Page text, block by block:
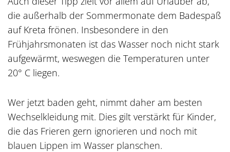
die außerhalb der Sommermonate dem Badespaß
auf Kreta frönen. Insbesondere in den
Frühjahrsmonaten ist das Wasser noch nicht stark
aufgewärmt, weswegen die Temperaturen unter
20° C liegen.
Wer jetzt baden geht, nimmt daher am besten
Wechselkleidung mit. Dies gilt verstärkt für Kinder,
die das Frieren gern ignorieren und noch mit
blauen Lippen im Wasser planschen.